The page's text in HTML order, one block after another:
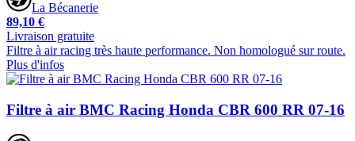
La Bécanerie
89,10 €
Livraison gratuite
Filtre à air racing très haute performance. Non homologué sur route.
Plus d'infos
Filtre à air BMC Racing Honda CBR 600 RR 07-16